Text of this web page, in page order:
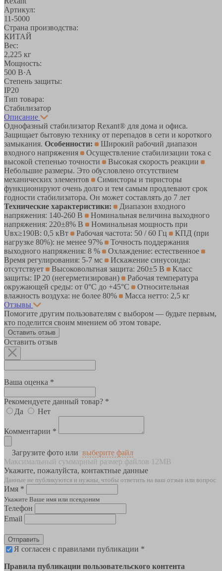
Артикул:
11-5000
Страна производства:
КИТАЙ
Вес:
2,225 кг
Мощность:
500 В·А
Степень защиты:
IP20
Тип товара:
Стабилизатор
Описание
Однофазный стабилизатор Rexant® для дома и офиса.
Защищает бытовую технику от перепадов в сети и короткого
замыкания. Особенности:
Широкий рабочий диапазон
входного напряжения
Осуществление стабилизации тока с
высокой степенью точности
Высокая скорость реакции
Небольшие размеры. Это обусловлено отсутствием
механических элементов
Симисторы и тиристоры
функционируют очень долго и тем самым продлевают срок
годности стабилизатора. Он может составлять до 7 лет
Технические характеристики:
Диапазон входного
напряжения: 140-260 В
Номинальная величина выходного
напряжения: 220±8% В
Номинальная мощность при
Uвх≥190В: 0,5 кВт
Рабочая частота: 50 / 60 Гц
КПД (при
нагрузке 80%): не менее 97%
Точность поддержания
выходного напряжения: 8 %
Охлаждение: естественное
Время регулирования: 5-7 мс
Искажение синусоиды:
отсутствует
Высоковольтная защита: 260±5 В
Класс
защиты: IP 20 (негерметизирован)
Рабочая температура
окружающей среды: от 0°C до +45°С
Относительная
влажность воздуха: не более 80%
Масса нетто: 2,5 кг
Отзывы
Помогите другим пользователям с выбором — будьте первым,
кто поделится своим мнением об этом товаре.
Оставить отзыв
Оставить отзыв
Ваша оценка *
Рекомендуете данный товар? *
Да
Нет
Комментарии *
Загрузите фото или выберите файл
Максимальный суммарный размер файлов 12MB
Укажите, пожалуйста, контактные данные
Данные не публикуются и нужны, чтобы ответить на ваш отзыв или вопрос
Имя *
Укажите Ваше имя или псевдоним
Телефон
Email
Отправить
Я согласен с правилами публикации *
Правила публикации пользовательского контента